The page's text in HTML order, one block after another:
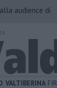
audience di
VALTIBERINA